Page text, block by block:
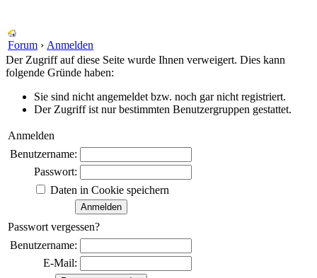
Forum › Anmelden
Der Zugriff auf diese Seite wurde Ihnen verweigert. Dies kann
folgende Gründe haben:
Sie sind nicht angemeldet bzw. noch gar nicht registriert.
Der Zugriff ist nur bestimmten Benutzergruppen gestattet.
Anmelden
Benutzername:
Passwort:
Daten in Cookie speichern
Passwort vergessen?
Benutzername:
E-Mail: